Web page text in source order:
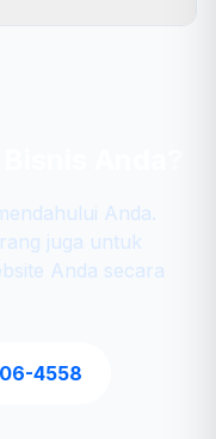
Anda.
juga untuk
Anda secara
4558